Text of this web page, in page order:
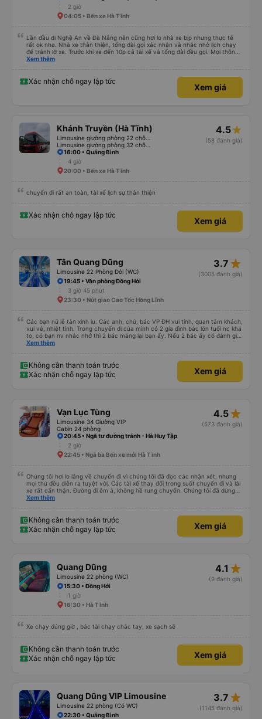
đông và tôi phải ngồi trên một chiếc ghế nhựa ở lối đi giữa, điều này không lý
tưởng. Nhìn chung: Mặc dù có một vài bất tiện nhỏ, tôi đã có trải nghiệm
tích cực với công ty này. Đây là dịch vụ xe buýt tốt nhất mà tôi từng sử
2 giờ
04:05 • Bến xe Hà Tĩnh
Lần đầu đi Nghệ An về Đà Nẵng nên cũng hơi lo nhà xe bịp nhưng thực tế
rất ok nha. Nhà xe thân thiện, tổng đài gọi xác nhận và nhắc nhở lịch chạy
để tránh lỡ xe. Trước khi xe đến 10p cả tài xế và tổng đài đều gọi. Mọi thông
tin về biển số xe và số điện thoại tài xế đều trùng khớp trong email nhận
thời gian dự kiến. 10 điểm, lần sau có nhu cầu sẽ chọn nhà xe này để đi Vinh
<-> Đà Nẵng
Xem thêm
Xác nhận chỗ ngay lập tức
Xem giá
Khánh Truyền (Hà Tĩnh) 4.5
(58 đánh giá)
16:00 • Quảng Bình
4 giờ
20:00 • Bến xe Hà Tĩnh
chuyến đi rất an toàn, tài xế lịch sự thân thiện
Xác nhận chỗ ngay lập tức
Xem giá
Tân Quang Dũng
Limousine 22 Phòng Đôi (WC)
3.7 star_rate
(3005 đánh giá)
19:45 • Văn phòng Đồng Hới
3 giờ 45 phút
23:30 • Nút giao Cao Tốc Hồng Lĩnh
Các bạn nữ lễ tân xinh iu. Các anh, chú, bác VP ĐH vui tính, quan tâm khách,
vui vẻ, nhiệt tình. Trong chuyến đi của mình có 2 gia đình bác lớn tuổi nc khá
to, có bạn nv nhắc nhở thì 2 bác mắng lại bạn ấy. Nếu 2 bác ấy có đánh giá
xấu thì mình ngược lại nha. Bạn ấy nhắc nhở rất đúng. 2 bác nói rất to. To
bạn ấy nha. Nếu bạn ấy bị trừ thì bảo bạn ấy liên hệ sđt của mình, mình hỗ
trợ ạ. Số mình đuôi 666, chuyến ĐH-NT ngày 16/1. À các bạn nữ lễ tân xinh
iu còn đổi cho mình phòng đơn sang đôi xong còn note là (một mình) yêu
Xem thêm
Không cần thanh toán trước
Xác nhận chỗ ngay lập tức
Xem giá
Vạn Lục Tùng
Limousine 34 Giường VIP
Cabin 24 phòng
4.5 star_rate
(573 đánh giá)
20:45 • Ngã tư đường tránh - Hà Huy Tập
2 giờ
22:45 • Ngã ba Bến xe mới Hà Tĩnh
Chúng tôi hơi lo lắng về chuyến đi vì chúng tôi đã đọc các nhận xét, nhưng
mọi thứ đều diễn ra tuyệt vời. Các tài xế thay đổi trong suốt chuyến đi và lái
xe rất cẩn thận. Đường đi êm ả, không hề rung chuyển. Chúng tôi đã dừng
đủ số lần để đi vệ sinh và dừng lại để ăn tối. Nhìn chung, ghế ngồi có thể hơi
Xem thêm
Không cần thanh toán trước
Xác nhận chỗ ngay lập tức
Xem giá
Quang Dũng
Limousine 22 phòng (WC)
4.1 star_rate
(9 đánh giá)
15:30 • Đồng Hới
1 giờ
16:30 • Hà Tĩnh
Xe chạy đúng giờ , bác tài chạy chắc tay, xe sạch sẽ
Không cần thanh toán trước
Xác nhận chỗ ngay lập tức
Xem giá
Quang Dũng VIP Limousine
Limousine 22 phòng (Có WC)
3.7 star_rate
(1145 đánh giá)
22:30 • Quảng Bình